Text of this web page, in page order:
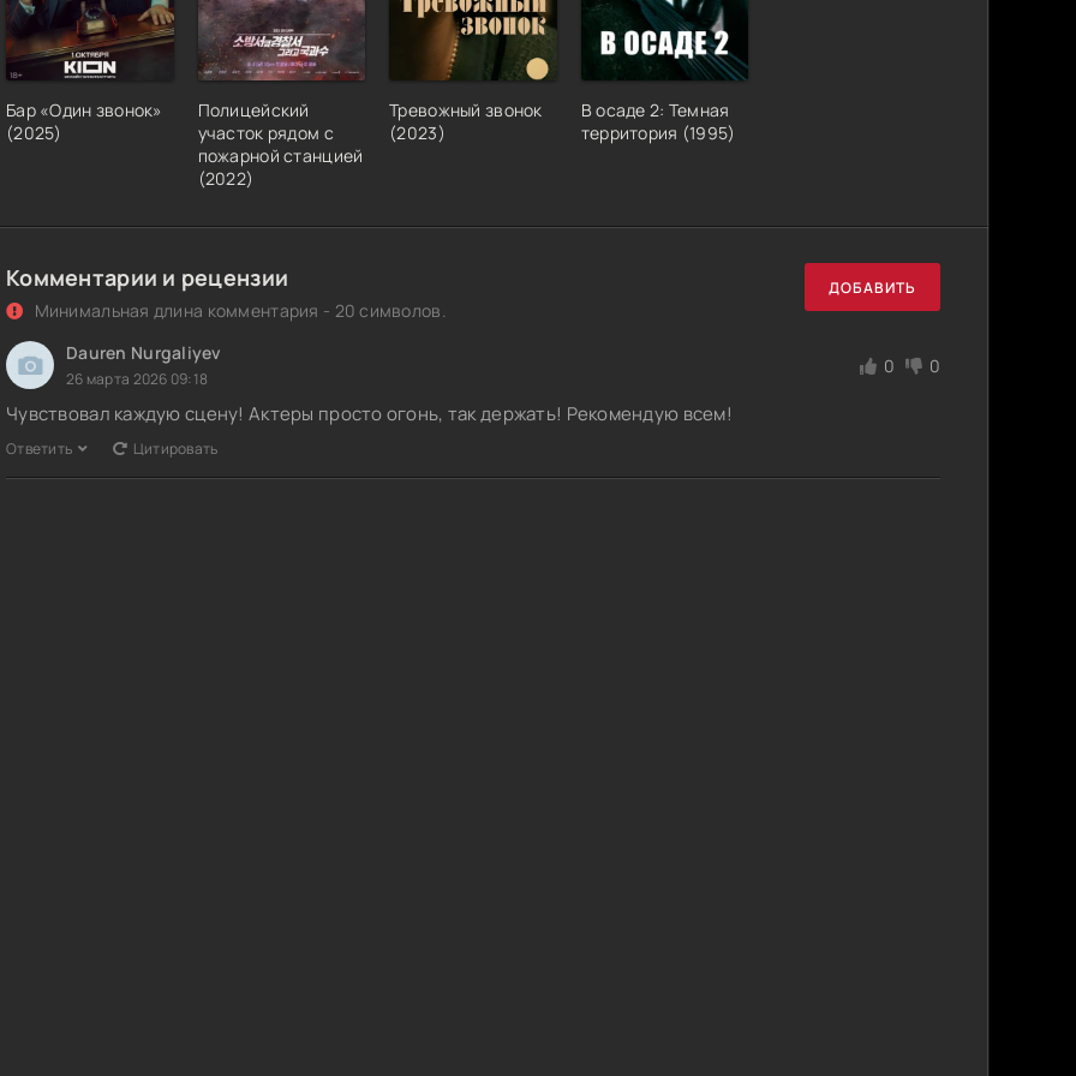
Бар «Один звонок»
(2025)
Полицейский
участок рядом с
пожарной станцией
(2022)
Тревожный звонок
(2023)
В осаде 2: Темная
территория (1995)
Комментарии и рецензии
Минимальная длина комментария - 20 символов.
ДОБАВИТЬ
Dauren Nurgaliyev
26 марта 2026 09:18
0 0
Чувствовал каждую сцену! Актеры просто огонь, так держать! Рекомендую всем!
Ответить Цитировать